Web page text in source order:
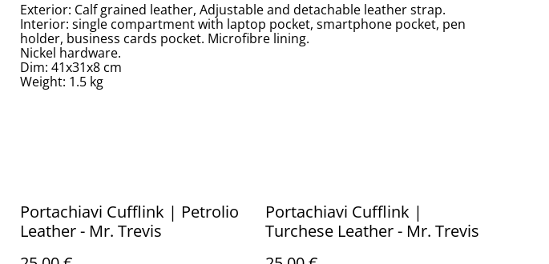
Exterior: Calf grained leather, Adjustable and detachable leather strap.
Interior: single compartment with laptop pocket, smartphone pocket, pen
holder, business cards pocket. Microfibre lining.
Nickel hardware.
Dim: 41x31x8 cm
Weight: 1.5 kg
Portachiavi Cufflink | Petrolio
Leather - Mr. Trevis
Portachiavi Cufflink |
Turchese Leather - Mr. Trevis